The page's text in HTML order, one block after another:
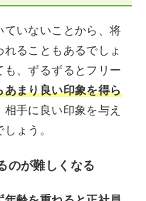
いないことから、将
ることもあるでしょ
も、ずるずるとフリー
あまり良い印象を得ら
手に良い印象を与え
ょう。
のが難しくなる